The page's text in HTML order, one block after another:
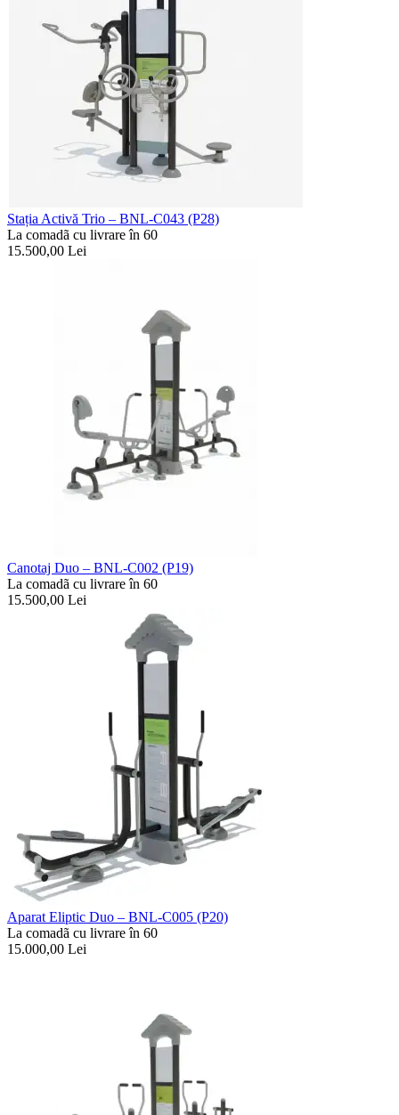
Stația Activă Trio – BNL-C043 (P28)
La comadã cu livrare în 60
15.500,00 Lei
Canotaj Duo – BNL-C002 (P19)
La comadã cu livrare în 60
15.500,00 Lei
Aparat Eliptic Duo – BNL-C005 (P20)
La comadã cu livrare în 60
15.000,00 Lei